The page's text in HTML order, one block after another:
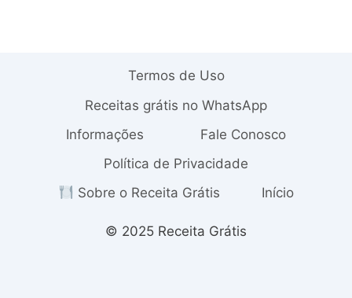
Termos de Uso
Receitas grátis no WhatsApp
Informações
Fale Conosco
Política de Privacidade
Sobre o Receita Grátis
Início
© 2025 Receita Grátis